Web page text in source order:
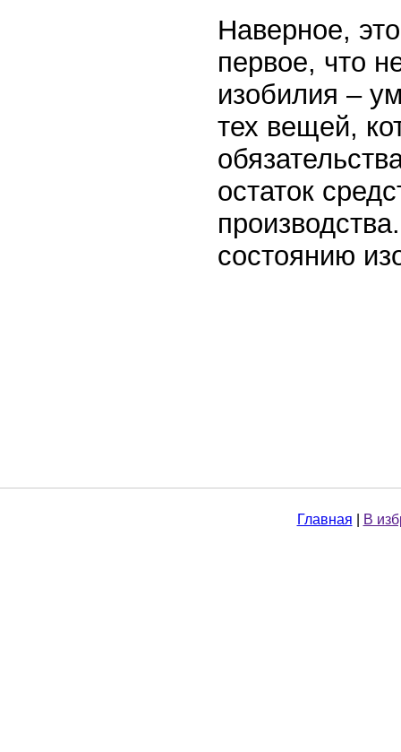
Наверное,
первое, что
изобилия –
тех вещей,
остаток
состоянию
Главная В